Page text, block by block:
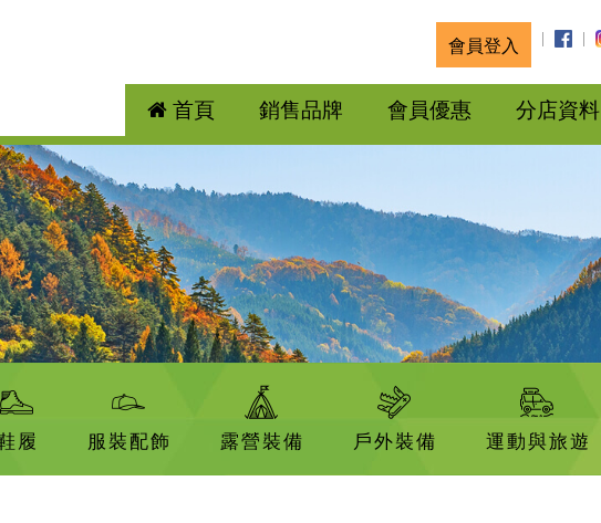
會員登入
首頁 銷售品牌 會員優惠 分店資料
履 服裝配飾 露營裝備 戶外裝備 運動與旅遊